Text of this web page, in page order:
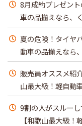
8月成約プレゼン
車の品揃えなら、
夏の危険！タイヤ
動車の品揃えなら
販売員オススメ紹
山最大級！軽自動
9割の人がスルー
【和歌山最大級！